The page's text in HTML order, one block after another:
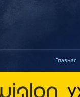
Главная